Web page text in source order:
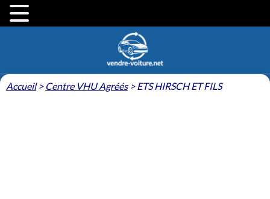
Accueil> Centre VHU Agréés> ETS HIRSCH ET FILS